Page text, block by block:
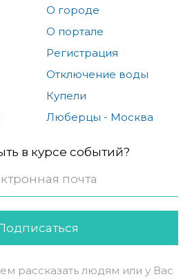
О городе
О портале
Регистрация
Отключение воды
Купели
Люберцы - Москва
в курсе событий?
рассказать людям или у Вас